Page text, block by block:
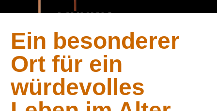
Ein besonderer
Ort für ein
würdevolles